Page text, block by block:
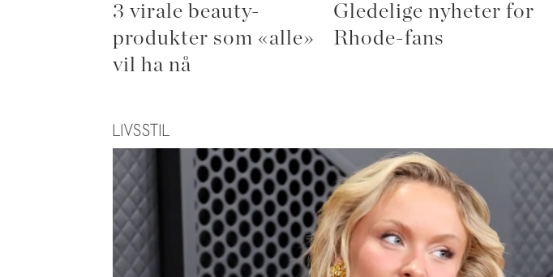
3 virale beauty-
produkter som «alle»
vil ha nå
Gledelige nyheter for
Rhode-fans
LIVSSTIL